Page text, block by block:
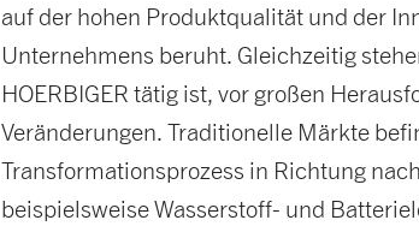
auf der hohen Produktqualität und der
Unternehmens beruht. Gleichzeitig
HOERBIGER tätig ist, vor großen
Veränderungen. Traditionelle Märkte
Transformationsprozess in Richtung
beispielsweise Wasserstoff- und